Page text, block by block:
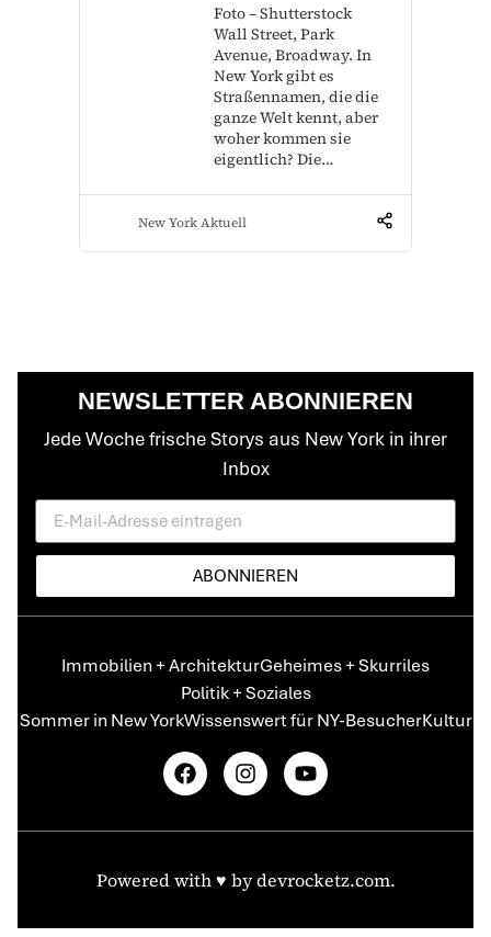
Foto – Shutterstock
Wall Street, Park
Avenue, Broadway. In
New York gibt es
Straßennamen, die die
ganze Welt kennt, aber
woher kommen sie
eigentlich? Die…
New York Aktuell
NEWSLETTER ABONNIEREN
Jede Woche frische Storys aus New York in ihrer
Inbox
ABONNIEREN
Immobilien + ArchitekturGeheimes + Skurriles
Politik + Soziales
Sommer in New YorkWissenswert für NY-BesucherKultur
Powered with ♥️ bydevrocketz.com.